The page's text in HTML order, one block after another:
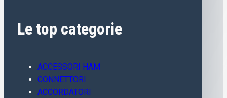
Le top categorie
ACCESSORI HAM
CONNETTORI
ACCORDATORI